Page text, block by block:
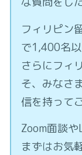
フィリピン
で1,400名以
さらにフィ
そ、みなさ
信を持って
Zoom面談や
まずはお気